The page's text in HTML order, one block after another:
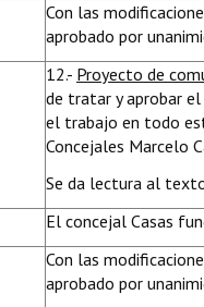
Con las
aprobado por
12.- Proyecto de
de tratar y aprobar
el trabajo en todo
Concejales Marcelo
Se da lectura al
El concejal Casas
Con las
aprobado por